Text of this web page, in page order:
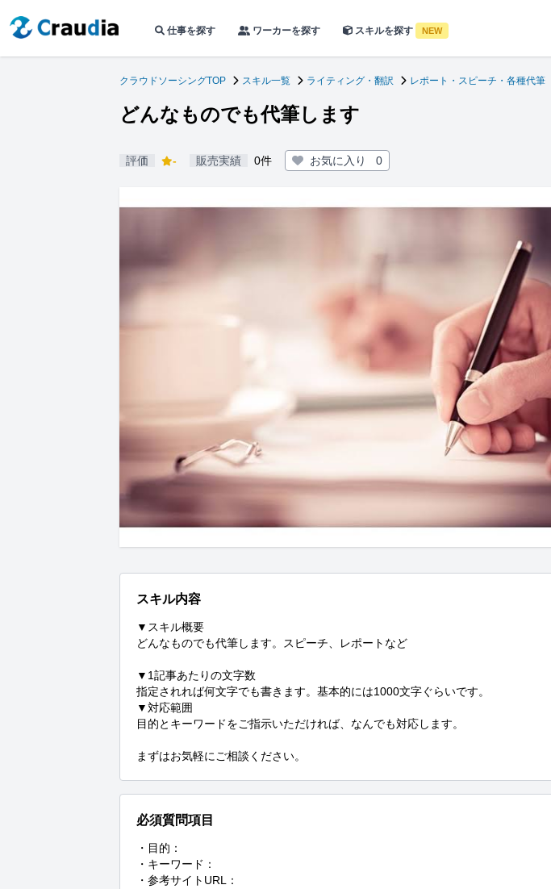
仕事を探す ワーカーを探す スキルを探す NEW
クラウドソーシングTOP スキル一覧 ライティング・翻訳 レポート・スピーチ・各種代筆
どんなものでも代筆します
評価 - 販売実績 0件 お気に入り 0
スキル内容
▼スキル概要
どんなものでも代筆します。スピーチ、レポートなど
▼1記事あたりの文字数
指定されれば何文字でも書きます。基本的には1000文字ぐらいです。
▼対応範囲
目的とキーワードをご指示いただければ、なんでも対応します。
まずはお気軽にご相談ください。
必須質問項目
・目的：
・キーワード：
・参考サイトURL：